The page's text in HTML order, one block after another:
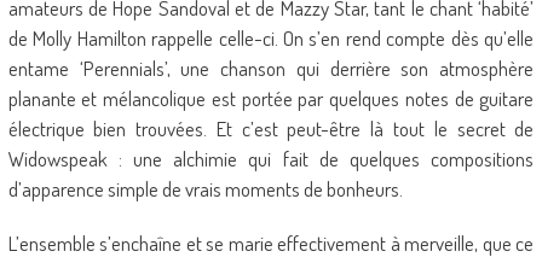
amateurs de Hope Sandoval et de Mazzy Star, tant le chant ‘habité’
de Molly Hamilton rappelle celle-ci. On s’en rend compte dès qu’elle
entame ‘Perennials’, une chanson qui derrière son atmosphère
planante et mélancolique est portée par quelques notes de guitare
électrique bien trouvées. Et c’est peut-être là tout le secret de
Widowspeak : une alchimie qui fait de quelques compositions
d’apparence simple de vrais moments de bonheurs.
L’ensemble s’enchaîne et se marie effectivement à merveille, que ce